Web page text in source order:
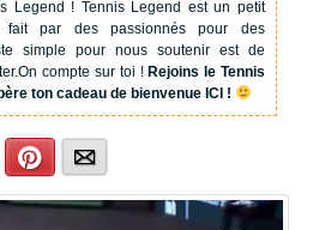
Legend ! Tennis Legend est un petit
fait par des passionnés pour des
simple pour nous soutenir est de
On compte sur toi !Rejoins le Tennis
ton cadeau de bienvenue ICI !
Pinterest